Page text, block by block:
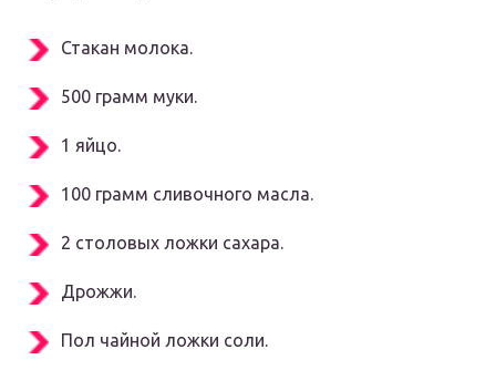
Стакан молока.
500 грамм муки.
1 яйцо.
100 грамм сливочного масла.
2 столовых ложки сахара.
Дрожжи.
Пол чайной ложки соли.